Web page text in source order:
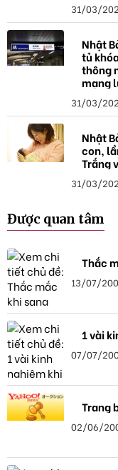
31/03/
Nhật
tủ
thông
mạng
31/03/
Nhật
con,
Trắng
31/03/
Được quan tâm
Thắc
13/07/
1 vài
07/07/
Trang
02/06/